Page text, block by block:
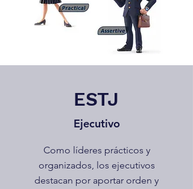
ESTJ
Ejecutivo
Como líderes prácticos y
organizados, los ejecutivos
destacan por aportar orden y